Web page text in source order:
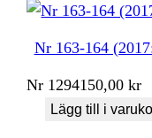
Nr 163-164
Nr 1294150,00kr
Lägg till i